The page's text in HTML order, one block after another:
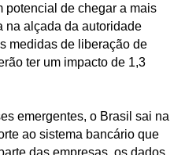
potencial de chegar a mais
na alçada da autoridade
medidas de liberação de
ter um impacto de 1,3
emergentes, o Brasil sai na
ao sistema bancário que